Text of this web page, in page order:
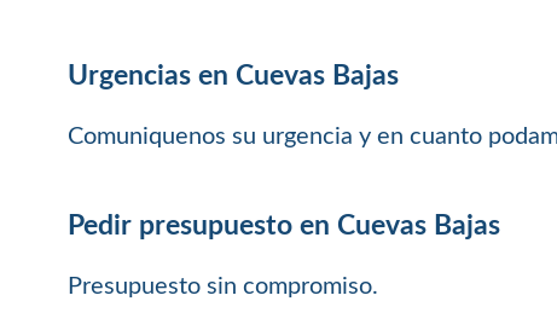
Urgencias en Cuevas Bajas
Comuniquenos su urgencia y en cuanto
Pedir presupuesto en Cuevas Bajas
Presupuesto sin compromiso.